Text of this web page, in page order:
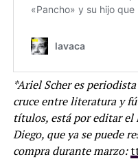
*Ariel Scher es
cruce entre literatura y
títulos, está por editar el
Diego, que ya se puede
compra durante marzo: